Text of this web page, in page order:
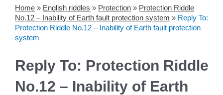
Home » English riddles » Protection » Protection Riddle
No.12 – Inability of Earth fault protection system » Reply To:
Protection Riddle No.12 – Inability of Earth fault protection
system
Reply To: Protection Riddle
No.12 – Inability of Earth